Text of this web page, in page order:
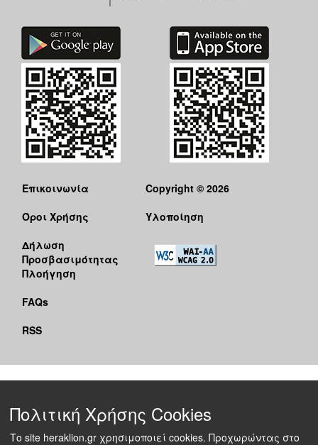
Επικοινωνία
Όροι Χρήσης
Δήλωση
Προσβασιμότητας
Πλοήγηση
FAQs
RSS
Copyright © 2026
Υλοποίηση
Πολιτική Χρήσης Cookies
Το site heraklion.gr χρησιμοποιεί cookies. Προχωρώντας στο